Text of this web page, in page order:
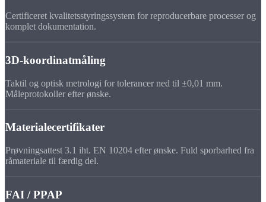
Certificeret kvalitetsstyringssystem for reproducerbare processer og
komplet dokumentation.
3D-koordinatmåling
Taktil og optisk metrologi for tolerancer ned til ±0,01 mm.
Måleprotokoller efter ønske.
Materialecertifikater
Prøvningsattest 3.1 iht. EN 10204 efter ønske. Fuld sporbarhed fra
råmateriale til færdig del.
FAI / PPAP